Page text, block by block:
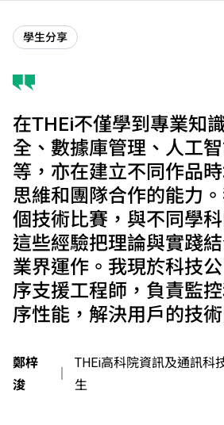
學生分享
在THEi不僅學到專業知
全、數據庫管理、人工
等，亦在建立不同作品
思維和團隊合作的能力
個技術比賽，與不同學
這些經驗把理論與實踐
業界運作。我現於科技
序支援工程師，負責監
序性能，解決用戶的技術
鄭梓
浚
THEi高科院資訊及通訊科
生